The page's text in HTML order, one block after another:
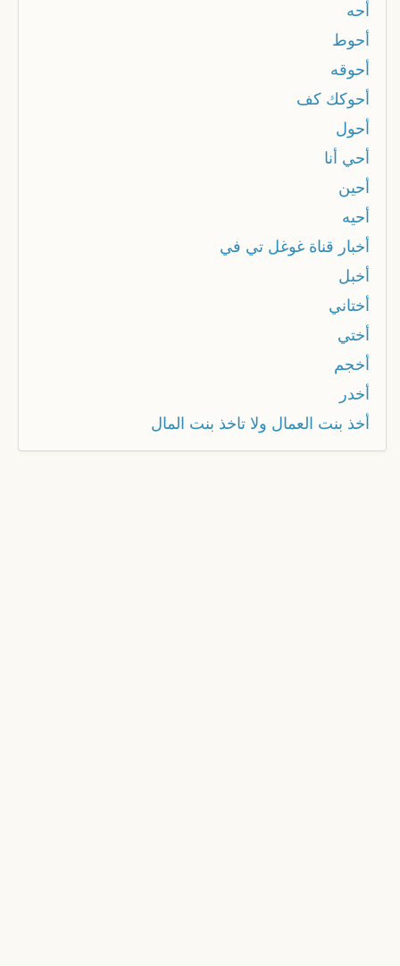
أحه
أحوط
أحوقه
أحوكك كف
أحول
أحي أنا
أحين
أحيه
أخبار قناة غوغل تي في
أخبل
أختاني
أختي
أخجم
أخدر
أخذ بنت العمال ولا تاخذ بنت المال